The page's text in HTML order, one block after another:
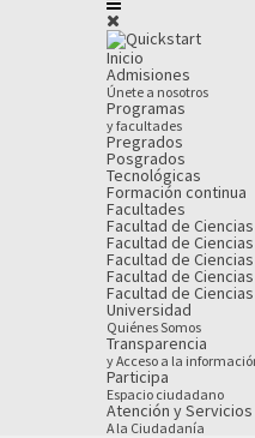
Inicio
Admisiones
Únete a nosotros
Programas
y facultades
Pregrados
Posgrados
Tecnológicas
Formación continua
Facultades
Facultad de
Facultad de
Facultad de
Facultad de
Facultad de
Universidad
Quiénes Somos
Transparencia
y Acceso a la
Participa
Espacio ciudadano
Atención y Servicios
A la Ciudadanía